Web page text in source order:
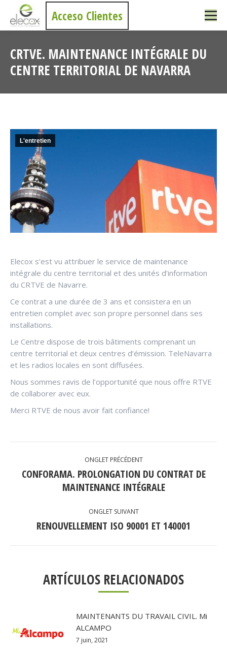
Acceso Clientes
CRTVE. MAINTENANCE INTÉGRALE DU
CENTRE TERRITORIAL DE NAVARRA
L'entretien
Elecox s’est vu attribuer le service de maintenance
intégrale du centre territorial et des unités d’information
du CRTVE de Navarre.
Ce contrat a une durée de 3 ans et consistera en un
entretien complet avec son propre personnel dans ses
installations.
Le Centre dispose de trois bâtiments comprenant un
centre territorial et deux centres d’émission. TeleNavarra
et les radios locales en sont diffusées.
Nous sommes ravis de l’opportunité que nous offre RTVE
de collaborer avec eux.
Merci RTVE de nous avoir fait confiance!
NAVIGATION
DE
COMMENTAIRE
ONGLET PRÉCÉDENT
Onglet
précédent
CONFORAMA. PROLONGATION DU CONTRAT DE
MAINTENANCE INTÉGRALE
ONGLET SUIVANT
Onglet
RENOUVELLEMENT ISO 90001 ET 140001
ARTÍCULOS RELACIONADOS
MAINTENANTS DU TRAVAIL CIVIL. Mi
ALCAMPO
7 juin, 2021